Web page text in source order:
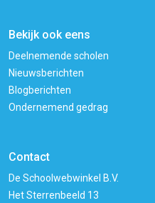
Bekijk ook eens
Deelnemende scholen
Nieuwsberichten
Blogberichten
Ondernemend gedrag
Contact
De Schoolwebwinkel B.V.
Het Sterrenbeeld 13